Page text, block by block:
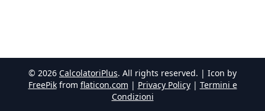
© 2026 CalcolatoriPlus. All rights reserved. | Icon by
FreePik from flaticon.com | Privacy Policy| Termini e
Condizioni